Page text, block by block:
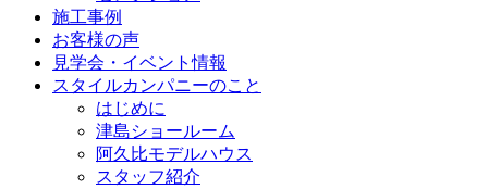
施工事例
お客様の声
見学会・イベント情報
スタイルカンパニーのこと
はじめに
津島ショールーム
阿久比モデルハウス
スタッフ紹介